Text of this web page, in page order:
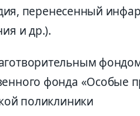
перенесенный
и др.).
фонда «Особые
поликлиники